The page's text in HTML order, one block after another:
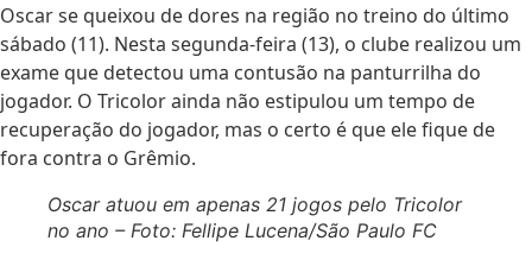
Oscar se queixou de dores na região no treino do último
sábado (11). Nesta segunda-feira (13), o clube realizou um
exame que detectou uma contusão na panturrilha do
jogador. O Tricolor ainda não estipulou um tempo de
recuperação do jogador, mas o certo é que ele fique de
fora contra o Grêmio.
Oscar atuou em apenas 21 jogos pelo Tricolor
no ano – Foto: Fellipe Lucena/São Paulo FC